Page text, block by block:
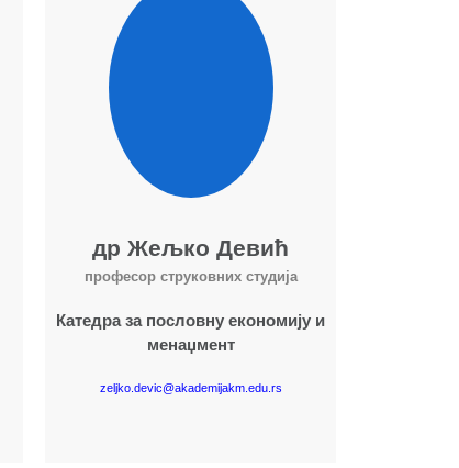
др Жељко Девић
професор струковних студија
Катедра за пословну економију и
менаџмент
zeljko.devic@akademijakm.edu.rs